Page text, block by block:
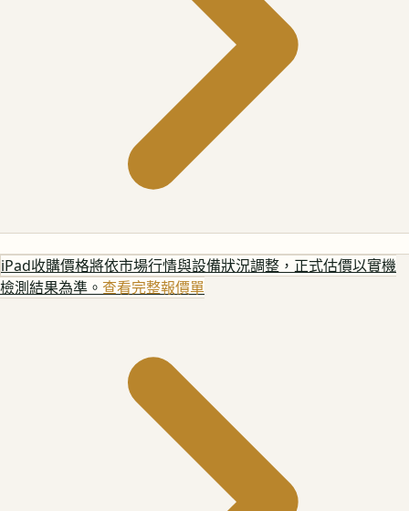
iPad收購價格將依市場行情與設備狀況調整，正式估價以實機
檢測結果為準。 查看完整報價單